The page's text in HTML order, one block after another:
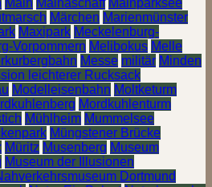
Main Mainaschaff Mainparksee
Märchen Marienmünster
Maxipark Meckelenburg-
Vorpommern Melibokus Melle
Messe militär Minden
leichterer Rucksack
Modelleisenbahn Moltketurm
Mordkuhlenturm
Mühlheim Mummelsee
Müngstener Brücke
Müritz Musenberg Museum
Museum der Illusionen
Dortmund